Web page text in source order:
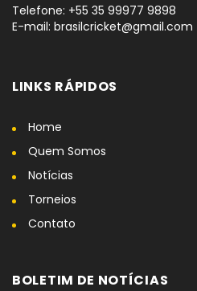
Telefone: +55 35 99977 9898
E-mail: brasilcricket@gmail.com
LINKS RÁPIDOS
Home
Quem Somos
Notícias
Torneios
Contato
BOLETIM DE NOTÍCIAS